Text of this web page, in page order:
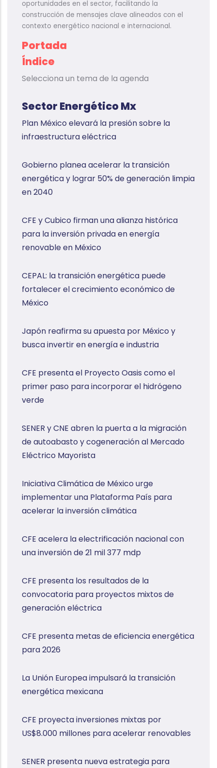
oportunidades en el sector, facilitando la
construcción de mensajes clave alineados con el
contexto energético nacional e internacional.
Portada
Índice
Selecciona un tema de la agenda
Sector Energético Mx
Plan México elevará la presión sobre la
infraestructura eléctrica
Gobierno planea acelerar la transición
energética y lograr 50% de generación limpia
en 2040
CFE y Cubico firman una alianza histórica
para la inversión privada en energía
renovable en México
CEPAL: la transición energética puede
fortalecer el crecimiento económico de
México
Japón reafirma su apuesta por México y
busca invertir en energía e industria
CFE presenta el Proyecto Oasis como el
primer paso para incorporar el hidrógeno
verde
SENER y CNE abren la puerta a la migración
de autoabasto y cogeneración al Mercado
Eléctrico Mayorista
Iniciativa Climática de México urge
implementar una Plataforma País para
acelerar la inversión climática
CFE acelera la electrificación nacional con
una inversión de 21 mil 377 mdp
CFE presenta los resultados de la
convocatoria para proyectos mixtos de
generación eléctrica
CFE presenta metas de eficiencia energética
para 2026
La Unión Europea impulsará la transición
energética mexicana
CFE proyecta inversiones mixtas por
US$8.000 millones para acelerar renovables
SENER presenta nueva estrategia para